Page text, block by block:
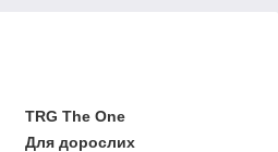
TRG The One
Для дорослих